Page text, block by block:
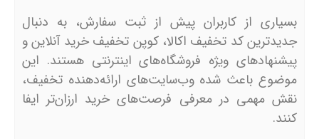
بسیاری از کاربران پیش از ثبت سفارش، به دنبال
جدیدترین کد تخفیف اکالا، کوپن تخفیف خرید آنلاین و
پیشنهادهای ویژه فروشگاه‌های اینترنتی هستند. این
موضوع باعث شده وب‌سایت‌های ارائه‌دهنده تخفیف،
نقش مهمی در معرفی فرصت‌های خرید ارزان‌تر ایفا
کنند.